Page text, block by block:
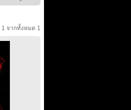
1 จากทั้งหมด 1